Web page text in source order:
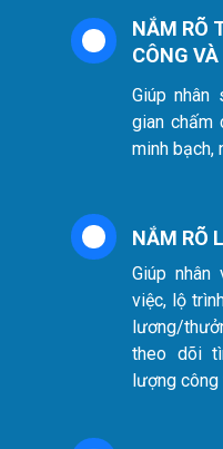
NẮM RÕ
CÔNG
Giúp
việc, lộ
lương/
theo dõi
lượng công
Giúp
gian chấm
minh bạch,
NẮM RÕ